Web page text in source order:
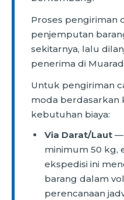
Proses pengiriman
penjemputan
sekitarnya, lalu
penerima di
Untuk pengiriman
moda berdasarkan
kebutuhan biaya:
Via Darat/Laut —
minimum 50 kg,
ekspedisi ini
barang dalam
perencanaan